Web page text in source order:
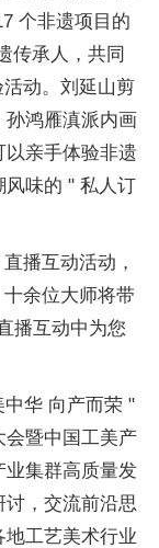
个非遗项目的
传承人，共同
动。刘延山剪
孙鸿雁滇派内画
以亲手体验非遗
风味的 " 私人订
播互动活动，
余位大师将带
播互动中为您
华 向产而荣 "
会暨中国工美产
业集群高质量发
讨，交流前沿思
工艺美术行业